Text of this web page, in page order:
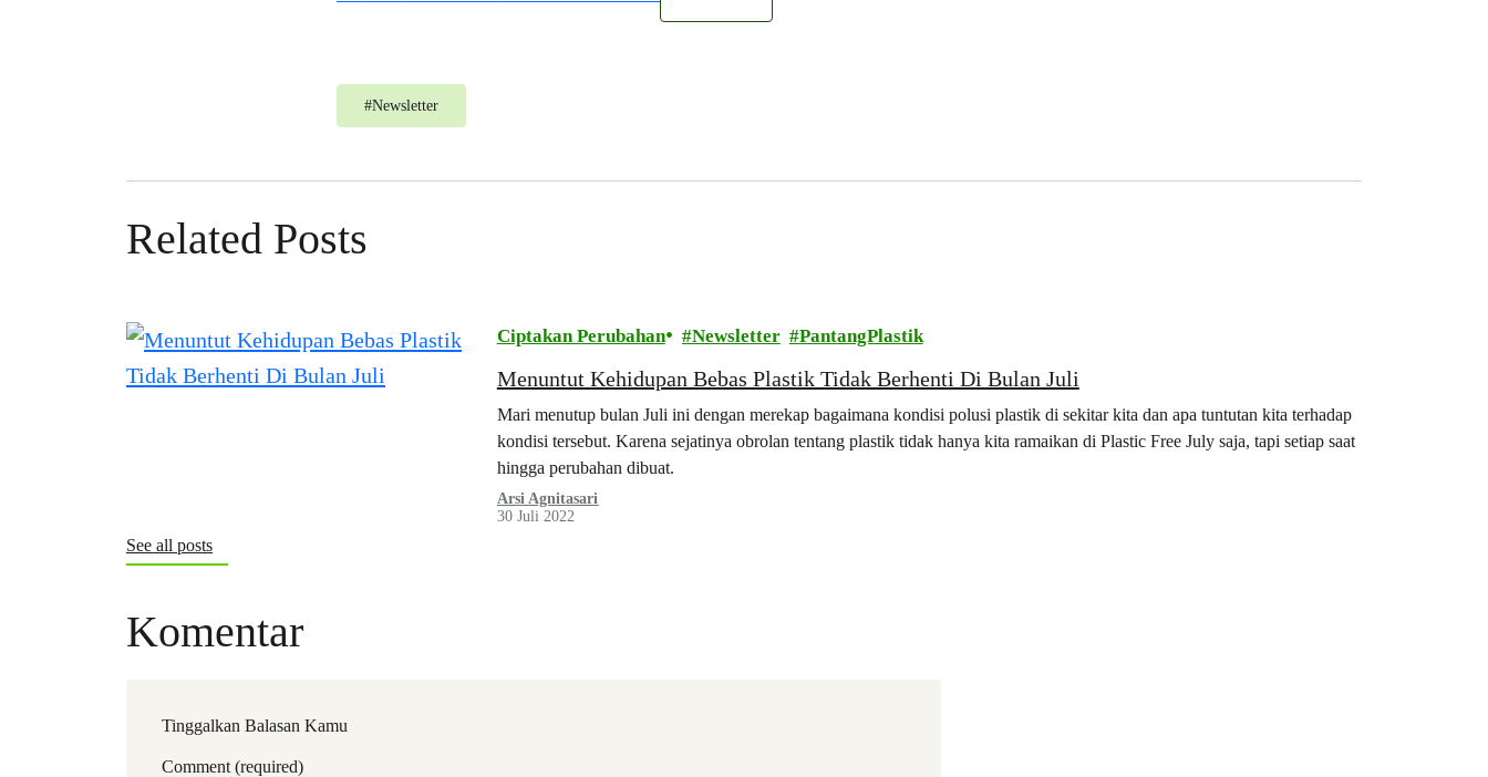
#Newsletter
Related Posts
Ciptakan Perubahan Newsletter PantangPlastik
Menuntut Kehidupan Bebas Plastik Tidak Berhenti Di Bulan Juli
Mari menutup bulan Juli ini dengan merekap bagaimana kondisi polusi plastik di sekitar kita dan apa tuntutan kita terhadap
kondisi tersebut. Karena sejatinya obrolan tentang plastik tidak hanya kita ramaikan di Plastic Free July saja, tapi setiap saat
hingga perubahan dibuat.
Arsi Agnitasari
30 Juli 2022
See all posts
Komentar
Tinggalkan Balasan Kamu
Comment (required)